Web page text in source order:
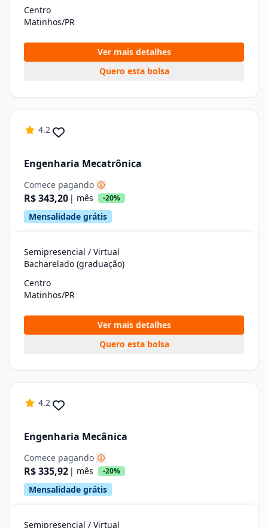
Centro
Matinhos/PR
Ver mais detalhes
Quero esta bolsa
4.2
Engenharia Mecatrônica
Comece pagando
R$ 343,20 | mês -20%
Mensalidade grátis
Semipresencial / Virtual
Bacharelado (graduação)
Centro
Matinhos/PR
Ver mais detalhes
Quero esta bolsa
4.2
Engenharia Mecânica
Comece pagando
R$ 335,92 | mês -20%
Mensalidade grátis
Semipresencial / Virtual